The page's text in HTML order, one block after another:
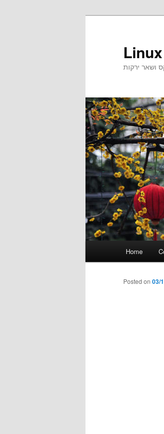
ושאר ירקות
Home
Posted on 03/